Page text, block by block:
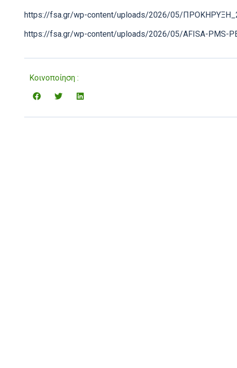
https://fsa.gr/wp-content/uploads/2026/05/
https://fsa.gr/wp-content/uploads/2026/05/AFISA-PMS-
Κοινοποίηση :